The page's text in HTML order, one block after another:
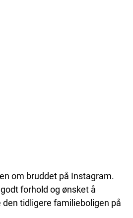
om bruddet på Instagram.
forhold og ønsket å
tidligere familieboligen på